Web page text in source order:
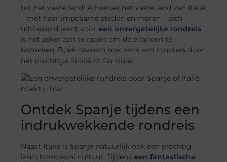
tot het vaste land! Alhoewel het vaste land van Italië
– met haar imposante steden en meren – zich
uitstekend leent vooreen onvergetelijke rondreis,
is het zeker aan te raden om de eilanden te
bezoeken. Boek daarom ook eens een rondreis door
het prachtige Sicilië of Sardinië!
Ontdek Spanje tijdens een
indrukwekkende rondreis
Naast Italië is Spanje natuurlijk ook een prachtig
land, boordevol cultuur. Tijdenseen fantastische